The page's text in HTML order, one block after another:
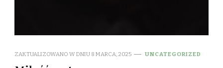
ZAKTUALIZOWANO W DNIU 8 MARCA, 2025 UNCATEGORIZED